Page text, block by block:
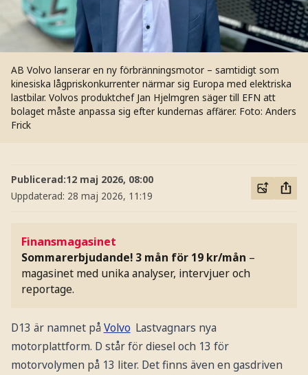
AB Volvo lanserar en ny förbränningsmotor – samtidigt som
kinesiska lågpriskonkurrenter närmar sig Europa med elektriska
lastbilar. Volvos produktchef Jan Hjelmgren säger till EFN att
bolaget måste anpassa sig efter kundernas affärer. Foto: Anders
Frick
Publicerad:12 maj 2026, 08:00
Uppdaterad: 28 maj 2026, 11:19
Finansmagasinet
Sommarerbjudande! 3 mån för 19 kr/mån –
magasinet med unika analyser, intervjuer och
reportage.
D13 är namnet på Volvo Lastvagnars nya
motorplattform. D står för diesel och 13 för
motorvolymen på 13 liter. Det finns även en gasdriven